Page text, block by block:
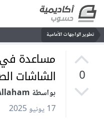
تطوير الواجهات الأمامية
0
مساعدة
الشاشات
بواسطة Zen Eddin Allaham
17 يونيو 2025